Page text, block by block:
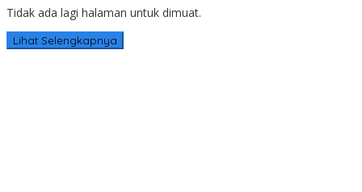
Tidak ada lagi halaman untuk dimuat.
Lihat Selengkapnya